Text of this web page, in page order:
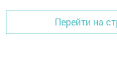
Перейти на